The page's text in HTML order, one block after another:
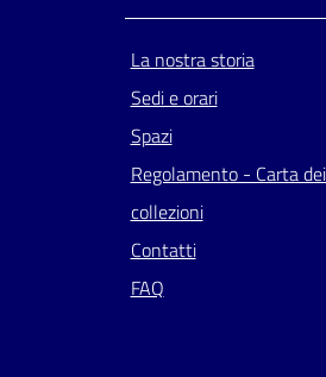
La nostra storia
Sedi e orari
Spazi
Regolamento - Carta
collezioni
Contatti
FAQ